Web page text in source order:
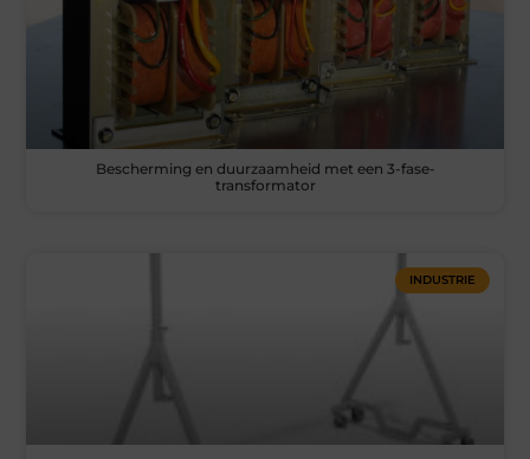
Bescherming en duurzaamheid met een 3-fase-
transformator
INDUSTRIE